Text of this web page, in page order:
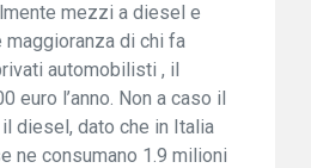
mezzi a diesel e
maggioranza di chi fa
automobilisti , il
euro l’anno. Non a caso il
diesel, dato che in Italia
ne consumano 1.9 milioni